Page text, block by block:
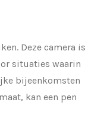
Deze camera is
situaties waarin
bijeenkomsten
kan een pen